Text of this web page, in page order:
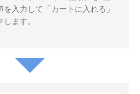
を入力して「カートに入れる」
ます。